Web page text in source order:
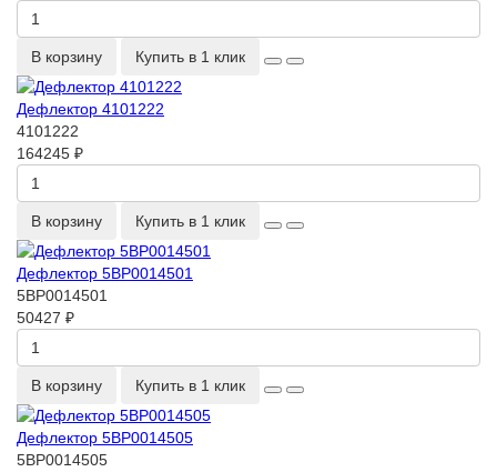
В корзину Купить в 1 клик
Дефлектор 4101222
4101222
164245 ₽
В корзину Купить в 1 клик
Дефлектор 5BP0014501
5BP0014501
50427 ₽
В корзину Купить в 1 клик
Дефлектор 5BP0014505
5BP0014505